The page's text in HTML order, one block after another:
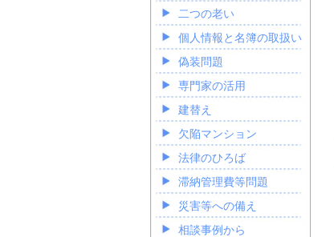
二つの老い
個人情報と名簿の取扱い
偽装問題
専門家の活用
建替え
欠陥マンション
法律のひろば
滞納管理費等問題
災害等への備え
相談事例から